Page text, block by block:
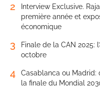
2
Interview Exclusive.
première année et
économique
3
Finale de la CAN 2025:
octobre
4
Casablanca ou
la finale du Mondial